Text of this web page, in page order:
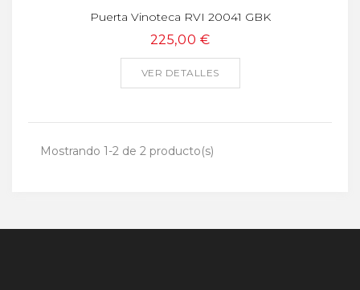
Puerta Vinoteca RVI 20041 GBK
225,00 €
VER DETALLES
Mostrando 1-2 de 2 producto(s)